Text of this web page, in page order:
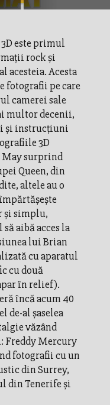
este primul
rock și
acesteia. Acesta
fotografii pe care
camerei sale
multor decenii,
și instrucțiuni
3D
May surprind
Queen, din
altele au o
şi simplu,
aibă acces la
lui Brian
cu aparatul
cu două
în relief).
încă acum 40
de-al şaselea
văzând
Freddy Mercury
fotografii cu un
din Surrey,
din Tenerife şi